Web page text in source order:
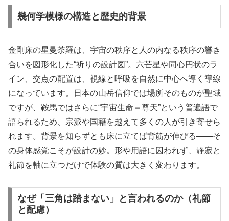
幾何学模様の構造と歴史的背景
金剛床の星曼荼羅は、宇宙の秩序と人の内なる秩序の響き
合いを図形化した“祈りの設計図”。六芒星や同心円状のラ
イン、交点の配置は、視線と呼吸を自然に中心へ導く導線
になっています。日本の山岳信仰では場所そのものが聖域
ですが、鞍馬ではさらに“宇宙生命＝尊天”という普遍語で
語られるため、宗派や国籍を越えて多くの人が引き寄せら
れます。背景を知らずとも床に立てば背筋が伸びる――そ
の身体感覚こそが設計の妙。形や用語に囚われず、静寂と
礼節を軸に立つだけで体験の質は大きく変わります。
なぜ「三角は踏まない」と言われるのか（礼節
と配慮）